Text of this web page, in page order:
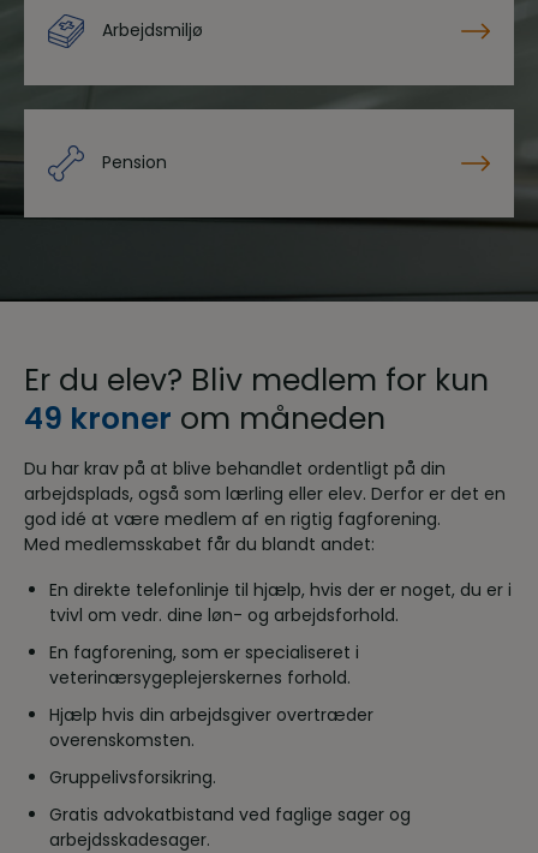
Arbejdsmiljø
Pension
Er du elev? Bliv medlem for kun
49 kroner om måneden
Du har krav på at blive behandlet ordentligt på din
arbejdsplads, også som lærling eller elev. Derfor er det en
god idé at være medlem af en rigtig fagforening.
Med medlemsskabet får du blandt andet:
En direkte telefonlinje til hjælp, hvis der er noget, du er i
tvivl om vedr. dine løn- og arbejdsforhold.
En fagforening, som er specialiseret i
veterinærsygeplejerskernes forhold.
Hjælp hvis din arbejdsgiver overtræder
overenskomsten.
Gruppelivsforsikring.
Gratis advokatbistand ved faglige sager og
arbejdsskadesager.